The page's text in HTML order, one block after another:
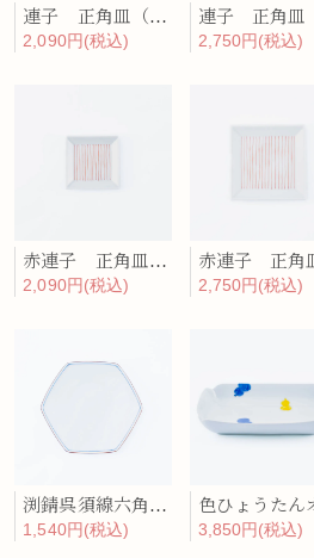
連子 正角皿（小）
2,090円(税込)
2,750円(税込)
赤連子 正角皿（小）
2,090円(税込)
2,750円(税込)
渕錆呉須線六角取皿
1,540円(税込)
3,850円(税込)